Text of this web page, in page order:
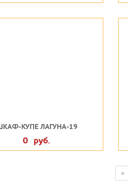
КУПЕ ЛАГУНА-19
0 руб.
«